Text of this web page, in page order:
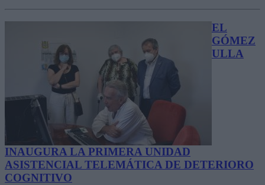
EL
GÓMEZ
ULLA
INAUGURA LA PRIMERA UNIDAD
ASISTENCIAL TELEMÁTICA DE DETERIORO
COGNITIVO